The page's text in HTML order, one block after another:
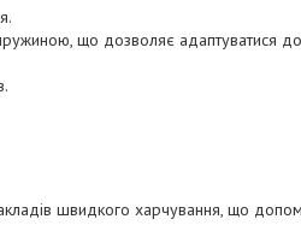
що дозволяє адаптуватися до
швидкого харчування, що